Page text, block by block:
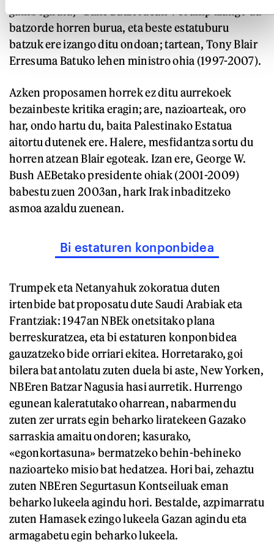
gainbegiratu, «Bake Batzordeak». Trump izango da
batzorde horren burua, eta beste estatuburu
batzuk ere izango ditu ondoan; tartean, Tony Blair
Erresuma Batuko lehen ministro ohia (1997-2007).
Azken proposamen horrek ez ditu aurrekoek
bezainbeste kritika eragin; are, nazioarteak, oro
har, ondo hartu du, baita Palestinako Estatua
aitortu dutenek ere. Halere, mesfidantza sortu du
horren atzean Blair egoteak. Izan ere, George W.
Bush AEBetako presidente ohiak (2001-2009)
babestu zuen 2003an, hark Irak inbaditzeko
asmoa azaldu zuenean.
Bi estaturen konponbidea
Trumpek eta Netanyahuk zokoratua duten
irtenbide bat proposatu dute Saudi Arabiak eta
Frantziak: 1947an NBEk onetsitako plana
berreskuratzea, eta bi estaturen konponbidea
gauzatzeko bide orriari ekitea. Horretarako, goi
bilera bat antolatu zuten duela bi aste, New Yorken,
NBEren Batzar Nagusia hasi aurretik. Hurrengo
egunean kaleratutako oharrean, nabarmendu
zuten zer urrats egin beharko liratekeen Gazako
sarraskia amaitu ondoren; kasurako,
«egonkortasuna» bermatzeko behin-behineko
nazioarteko misio bat hedatzea. Hori bai, zehaztu
zuten NBEren Segurtasun Kontseiluak eman
beharko lukeela agindu hori. Bestalde, azpimarratu
zuten Hamasek ezingo lukeela Gazan agindu eta
armagabetu egin beharko lukeela.